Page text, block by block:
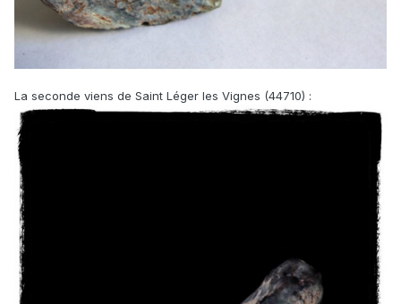
La seconde viens de Saint Léger les Vignes (44710) :